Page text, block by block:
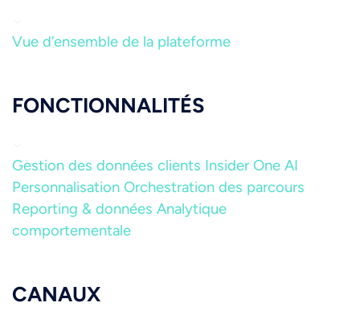
Vue d’ensemble de la plateforme
FONCTIONNALITÉS
Gestion des données clients Insider One AI
Personnalisation Orchestration des parcours
Reporting & données Analytique
comportementale
CANAUX